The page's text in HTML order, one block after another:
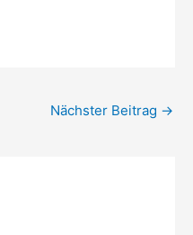
Nächster Beitrag →